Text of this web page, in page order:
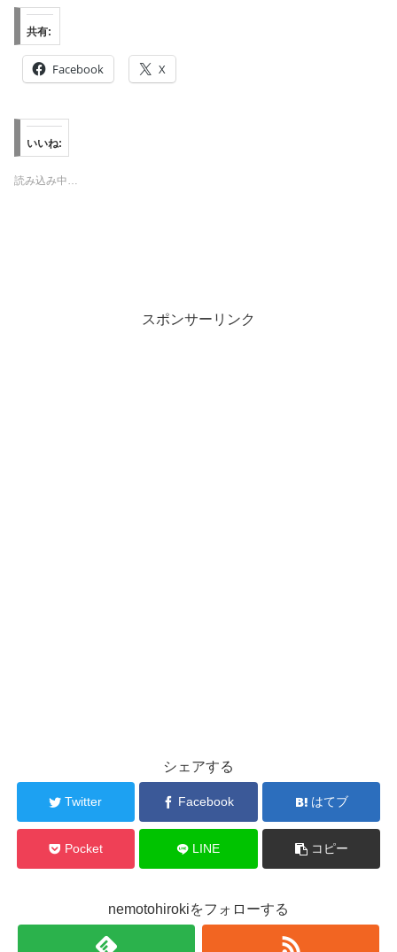
共有:
Facebook X
いいね:
読み込み中…
スポンサーリンク
シェアする
Twitter Facebook はてブ
Pocket LINE コピー
nemotohirokiをフォローする